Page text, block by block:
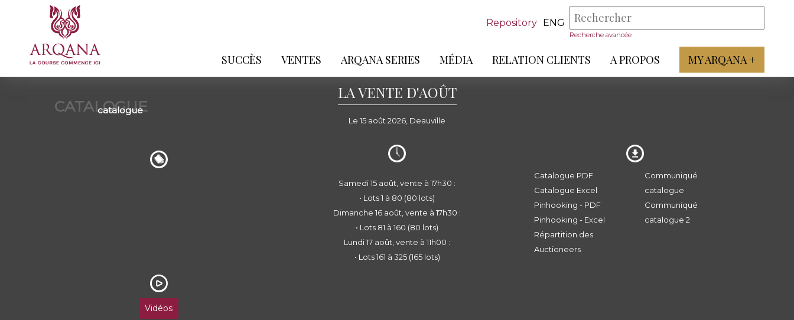
Repository ENG
Recherche avancée
SUCCÈS VENTES ARQANA SERIES MÉDIA RELATION CLIENTS A PROPOS MY ARQANA +
CATALOGUE
catalogue
LA VENTE D'AOÛT
Le 15 août 2026, Deauville
Vidéos
Samedi 15 août, vente à 17h30 :
• Lots 1 à 80 (80 lots)
Dimanche 16 août, vente à 17h30 :
• Lots 81 à 160 (80 lots)
Lundi 17 août, vente à 11h00 :
• Lots 161 à 325 (165 lots)
Catalogue PDF
Catalogue Excel
Pinhooking - PDF
Pinhooking - Excel
Répartition des
Auctioneers
Communiqué
catalogue
Communiqué
catalogue 2